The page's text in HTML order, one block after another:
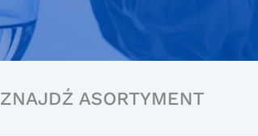
ZNAJDŹ ASORTYMENT